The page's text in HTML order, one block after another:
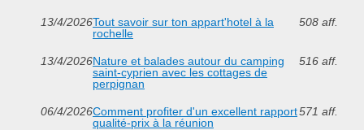
13/4/2026Tout savoir sur ton appart'hotel à la
rochelle
508 aff.
13/4/2026Nature et balades autour du camping
saint-cyprien avec les cottages de
perpignan
516 aff.
06/4/2026Comment profiter d'un excellent rapport
qualité-prix à la réunion
571 aff.